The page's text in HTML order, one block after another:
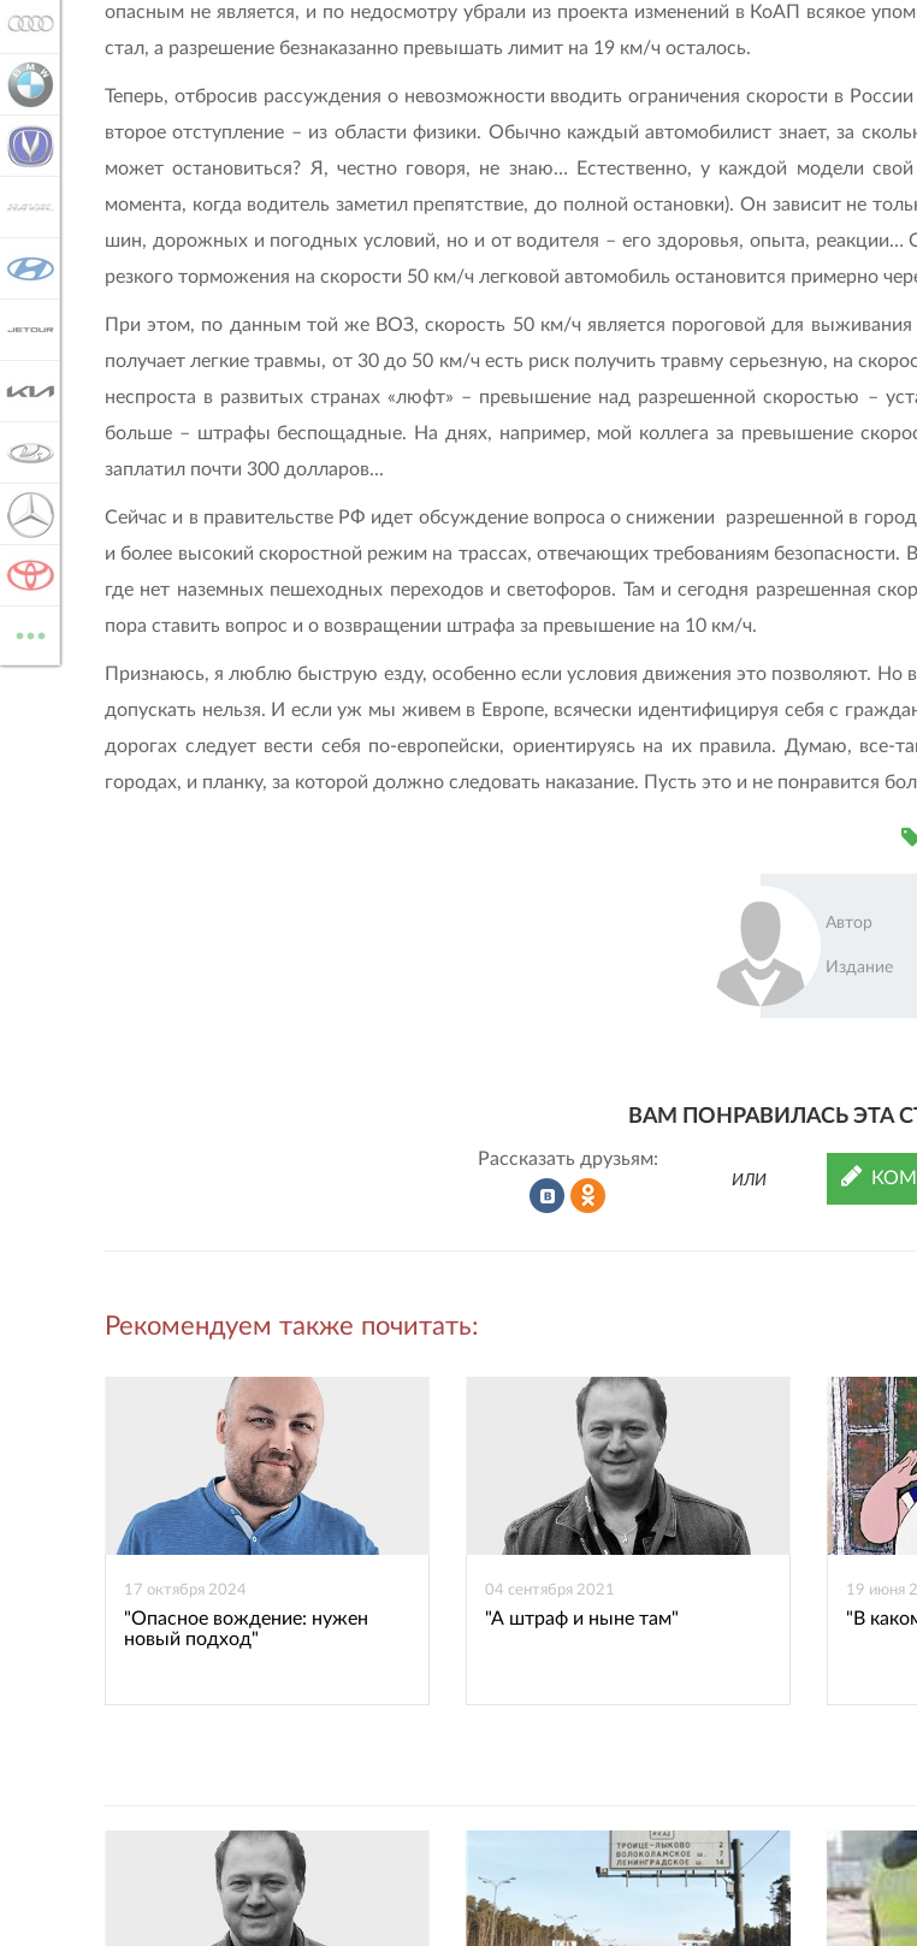
опасным не является, и по недосмотру убрали из проекта изменений в КоАП всякое
стал, а разрешение безнаказанно превышать лимит на 19 км/ч осталось.
Теперь, отбросив рассуждения о невозможности вводить ограничения скорости в
второе отступление – из области физики. Обычно каждый автомобилист знает, за
может остановиться? Я, честно говоря, не знаю… Естественно, у каждой модели
момента, когда водитель заметил препятствие, до полной остановки). Он зависит не
шин, дорожных и погодных условий, но и от водителя – его здоровья, опыта,
резкого торможения на скорости 50 км/ч легковой автомобиль остановится примерно
При этом, по данным той же ВОЗ, скорость 50 км/ч является пороговой для
получает легкие травмы, от 30 до 50 км/ч есть риск получить травму серьезную, на
неспроста в развитых странах «люфт» – превышение над разрешенной скоростью –
больше – штрафы беспощадные. На днях, например, мой коллега за превышение
заплатил почти 300 долларов...
Сейчас и в правительстве РФ идет обсуждение вопроса о снижении разрешенной в
и более высокий скоростной режим на трассах, отвечающих требованиям
где нет наземных пешеходных переходов и светофоров. Там и сегодня разрешенная
пора ставить вопрос и о возвращении штрафа за превышение на 10 км/ч.
Признаюсь, я люблю быструю езду, особенно если условия движения это позволяют. Но
допускать нельзя. И если уж мы живем в Европе, всячески идентифицируя себя с
дорогах следует вести себя по-европейски, ориентируясь на их правила. Думаю,
городах, и планку, за которой должно следовать наказание. Пусть это и не понравится
Автор
Издание
ВАМ ПОНРАВИЛАСЬ ЭТА
Рассказать друзьям:
ВКонтактеОдноклассниках
ИЛИ
Рекомендуем также почитать:
17 октября 2024
"Опасное вождение: нужен
новый подход"
04 сентября 2021
"А штраф и ныне там"
19 июня
"В
AUDI
BMW
CHANGAN
HAVAL
HYUNDAI
JETOUR
MERCEDES-BENZ
... ВСЕ МАРКИ